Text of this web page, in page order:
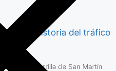
la historia del tráfico
Juan Zorrilla de San Martín